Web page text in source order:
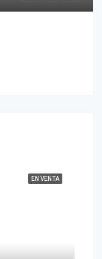
EN VENTA